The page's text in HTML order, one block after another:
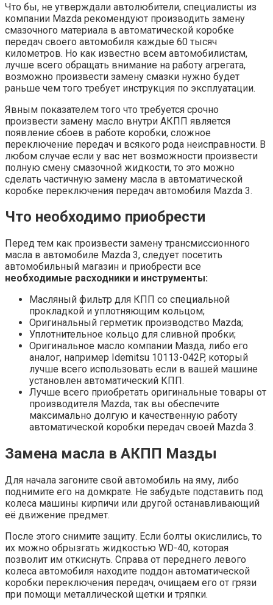
Что бы, не утверждали автолюбители, специалисты из
компании Mazda рекомендуют производить замену
смазочного материала в автоматической коробке
передач своего автомобиля каждые 60 тысяч
километров. Но как известно всем автомобилистам,
лучше всего обращать внимание на работу агрегата,
возможно произвести замену смазки нужно будет
раньше чем того требует инструкция по эксплуатации.
Явным показателем того что требуется срочно
произвести замену масло внутри АКПП является
появление сбоев в работе коробки, сложное
переключение передач и всякого рода неисправности. В
любом случае если у вас нет возможности произвести
полную смену смазочной жидкости, то это можно
сделать частичную замену масла в автоматической
коробке переключения передач автомобиля Mazda 3.
Что необходимо приобрести
Перед тем как произвести замену трансмиссионного
масла в автомобиле Mazda 3, следует посетить
автомобильный магазин и приобрести все
необходимые расходники и инструменты:
Масляный фильтр для КПП со специальной
прокладкой и уплотняющим кольцом;
Оригинальный герметик производство Mazda;
Уплотнительное кольцо для сливной пробки;
Оригинальное масло компании Мазда, либо его
аналог, например Idemitsu 10113-042P, который
лучше всего использовать если в вашей машине
установлен автоматический КПП.
Лучше всего приобретать оригинальные товары от
производителя Mazda, так вы обеспечите
максимально долгую и качественную работу
автоматической коробки передач своей Mazda 3.
Замена масла в АКПП Мазды
Для начала загоните свой автомобиль на яму, либо
поднимите его на домкрате. Не забудьте подставить под
колеса машины кирпичи или другой останавливающий
её движение предмет.
После этого снимите защиту. Если болты окислились, то
их можно обрызгать жидкостью WD-40, которая
позволит им откиснуть. Справа от переднего левого
колеса автомобиля находите поддон автоматической
коробки переключения передач, очищаем его от грязи
при помощи металлической щетки и тряпки.